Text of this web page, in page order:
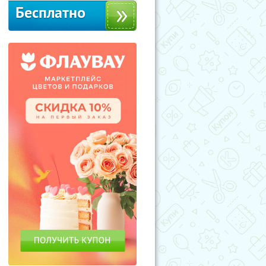
Бесплатно